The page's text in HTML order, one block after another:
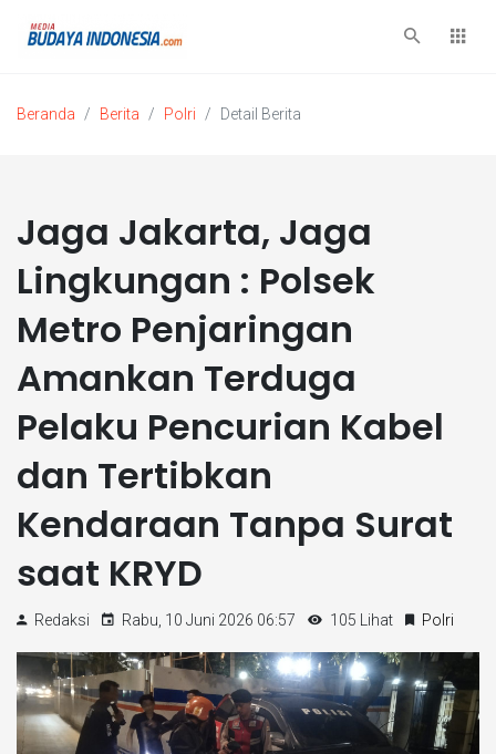
Beranda Berita Polri Detail Berita
Jaga Jakarta, Jaga
Lingkungan : Polsek
Metro Penjaringan
Amankan Terduga
Pelaku Pencurian Kabel
dan Tertibkan
Kendaraan Tanpa Surat
saat KRYD
Redaksi Rabu, 10 Juni 2026 06:57 105 Lihat Polri